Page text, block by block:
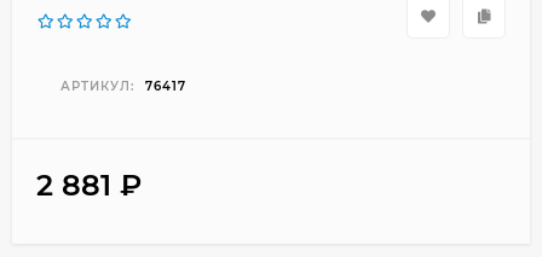
АРТИКУЛ: 76417
2 881 ₽